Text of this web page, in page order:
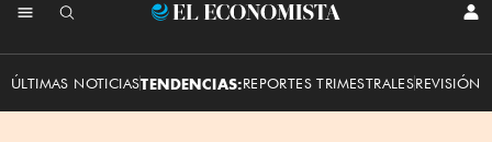
El
ÚLTIMAS NOTICIASTENDENCIAS:REPORTES TRIMESTRALESREVISIÓN